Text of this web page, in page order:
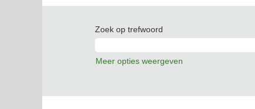
Zoek op trefwoord
Meer opties weergeven